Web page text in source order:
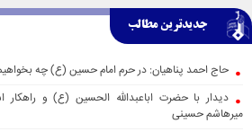
جدیدترین مطالب
حاج احمد پناهیان: در حرم امام حسین (ع) چه
دیدار با حضرت اباعبدالله الحسین (ع) و
میرهاشم حسینی